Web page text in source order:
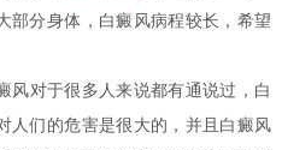
部分身体，白癜风病程较长，希望
风对于很多人来说都有通说过，白
人们的危害是很大的，并且白癜风